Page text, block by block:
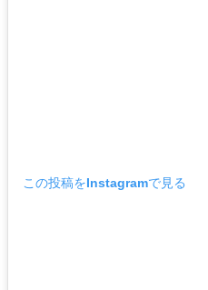
この投稿をInstagramで見る